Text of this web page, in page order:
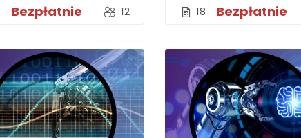
12
Bezpłatnie 18 Bezpłatnie